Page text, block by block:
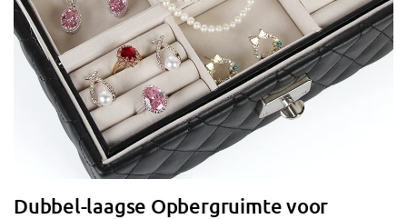
Dubbel-laagse Opbergruimte voor